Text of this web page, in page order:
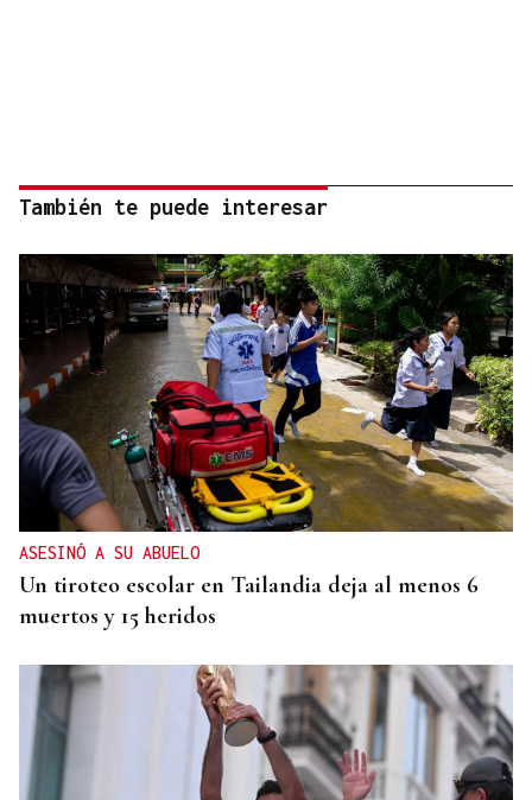
También te puede interesar
ASESINÓ A SU ABUELO
Un tiroteo escolar en Tailandia deja al menos 6
muertos y 15 heridos